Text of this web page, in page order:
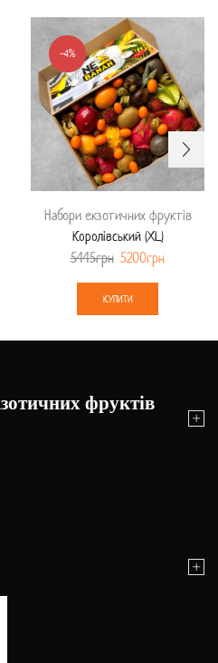
-4%
Набори екзотичних фруктів
Королівський (XL)
5445грн 5200грн
КУПИТИ
фруктів